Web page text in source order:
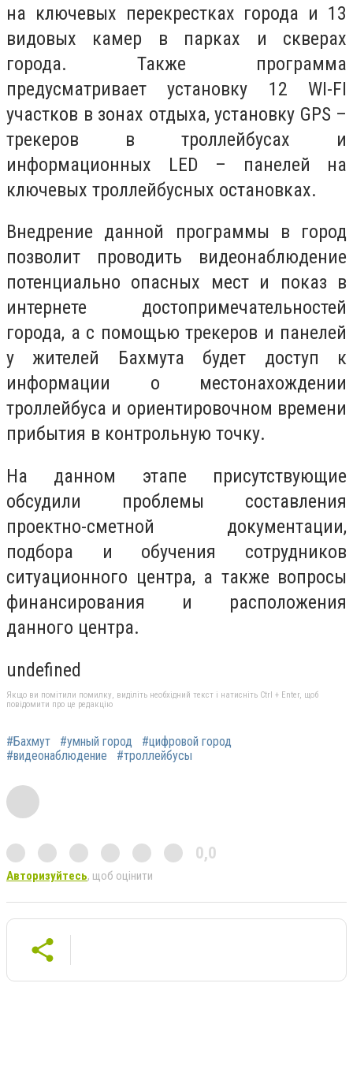
на ключевых перекрестках города и 13
видовых камер в парках и скверах
города. Также программа
предусматривает установку 12 WI-FI
участков в зонах отдыха, установку GPS –
трекеров в троллейбусах и
информационных LED – панелей на
ключевых троллейбусных остановках.
Внедрение данной программы в город
позволит проводить видеонаблюдение
потенциально опасных мест и показ в
интернете достопримечательностей
города, а с помощью трекеров и панелей
у жителей Бахмута будет доступ к
информации о местонахождении
троллейбуса и ориентировочном времени
прибытия в контрольную точку.
На данном этапе присутствующие
обсудили проблемы составления
проектно-сметной документации,
подбора и обучения сотрудников
ситуационного центра, а также вопросы
финансирования и расположения
данного центра.
undefined
Якщо ви помітили помилку, виділіть необхідний текст і натисніть Ctrl + Enter, щоб
повідомити про це редакцію
#Бахмут #умный город
#цифровой город
#видеонаблюдение
#троллейбусы
0,0
Авторизуйтесь, щоб оцінити